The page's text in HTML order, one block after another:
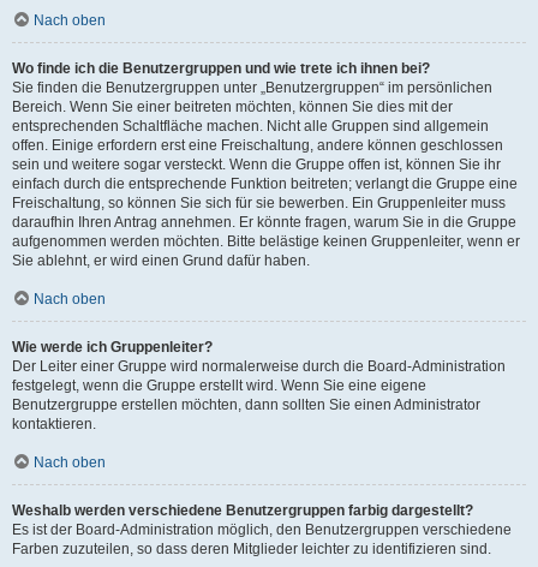
Nach oben
Wo finde ich die Benutzergruppen und wie trete ich ihnen bei?
Sie finden die Benutzergruppen unter „Benutzergruppen“ im persönlichen
Bereich. Wenn Sie einer beitreten möchten, können Sie dies mit der
entsprechenden Schaltfläche machen. Nicht alle Gruppen sind allgemein
offen. Einige erfordern erst eine Freischaltung, andere können geschlossen
sein und weitere sogar versteckt. Wenn die Gruppe offen ist, können Sie ihr
einfach durch die entsprechende Funktion beitreten; verlangt die Gruppe eine
Freischaltung, so können Sie sich für sie bewerben. Ein Gruppenleiter muss
daraufhin Ihren Antrag annehmen. Er könnte fragen, warum Sie in die Gruppe
aufgenommen werden möchten. Bitte belästige keinen Gruppenleiter, wenn er
Sie ablehnt, er wird einen Grund dafür haben.
Nach oben
Wie werde ich Gruppenleiter?
Der Leiter einer Gruppe wird normalerweise durch die Board-Administration
festgelegt, wenn die Gruppe erstellt wird. Wenn Sie eine eigene
Benutzergruppe erstellen möchten, dann sollten Sie einen Administrator
kontaktieren.
Nach oben
Weshalb werden verschiedene Benutzergruppen farbig dargestellt?
Es ist der Board-Administration möglich, den Benutzergruppen verschiedene
Farben zuzuteilen, so dass deren Mitglieder leichter zu identifizieren sind.